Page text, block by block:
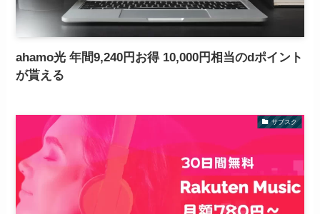
ahamo光 年間9,240円お得 10,000円相当のdポイント
が貰える
サブスク